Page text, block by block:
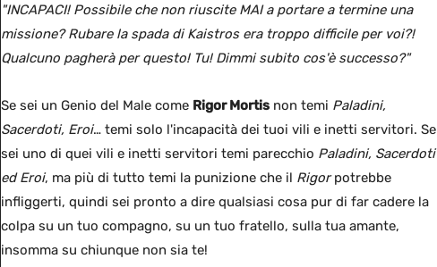
"INCAPACI! Possibile che non riuscite MAI a portare a termine una
missione? Rubare la spada di Kaistros era troppo difficile per voi?!
Qualcuno pagherà per questo! Tu! Dimmi subito cos'è successo?"
Se sei un Genio del Male come Rigor Mortis non temi Paladini,
Sacerdoti, Eroi… temi solo l'incapacità dei tuoi vili e inetti servitori. Se
sei uno di quei vili e inetti servitori temi parecchio Paladini, Sacerdoti
ed Eroi, ma più di tutto temi la punizione che il Rigorpotrebbe
infliggerti, quindi sei pronto a dire qualsiasi cosa pur di far cadere la
colpa su un tuo compagno, su un tuo fratello, sulla tua amante,
insomma su chiunque non sia te!